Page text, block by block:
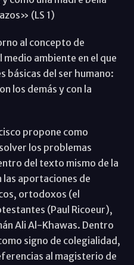
(LS 1)
al concepto de
ambiente en el que
básicas del ser humano:
los demás y con la
propone como
los problemas
del texto mismo de la
las aportaciones de
ortodoxos (el
(Paul Ricoeur),
Ali Al-Khawas. Dentro
signo de colegialidad,
al magisterio de